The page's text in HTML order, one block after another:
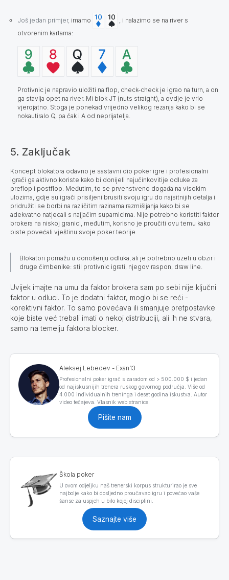
Još jedan primjer, imamo
, i nalazimo se na river s
otvorenim kartama:
Protivnic je napravio uložiti na flop, check-check je igrao na turn, a on
ga stavlja opet na river. Mi blok JT (nuts straight), a ovdje je vrlo
vjerojatno. Stoga je ponekad vrijedno velikog rezanja kako bi se
nokautiralo Q, pa čak i A od neprijatelja.
5. Zaključak
Koncept blokatora odavno je sastavni dio poker igre i profesionalni
igrači ga aktivno koriste kako bi donijeli najučinkovitije odluke za
preflop i postflop. Međutim, to se prvenstveno događa na visokim
ulozima, gdje su igrači prisiljeni brusiti svoju igru do najsitnijih detalja i
pridružiti se borbi na različitim razinama razmišljanja kako bi se
adekvatno natjecali s najjačim suparnicima. Nije potrebno koristiti faktor
brokera na niskoj granici, međutim, korisno je proučiti ovu temu kako
biste povećali vještinu svoje poker teorije.
Blokatori pomažu u donošenju odluka, ali je potrebno uzeti u obzir i
druge čimbenike: stil protivnic igrati, njegov raspon, draw line.
Uvijek imajte na umu da faktor brokera sam po sebi nije ključni
faktor u odluci. To je dodatni faktor, moglo bi se reći -
korektivni faktor. To samo povećava ili smanjuje pretpostavke
koje biste već trebali imati o nekoj distribuciji, ali ih ne stvara,
samo na temelju faktora blocker.
Aleksej Lebedev - Exan13
Profesionalni poker igrač s zaradom od > 500.000 $ i jedan
od najiskusnijih trenera ruskog govornog područja. Više od
4.000 individualnih treninga i deset godina iskustva. Autor
video tečajeva. Vlasnik web stranice.
Pišite nam
Škola poker
U ovom odjeljku naš trenerski korpus strukturirao je sve
najbolje kako bi dosljedno proučavao igru i povećao vaše
šanse za uspjeh u bilo kojoj disciplini.
Saznajte više